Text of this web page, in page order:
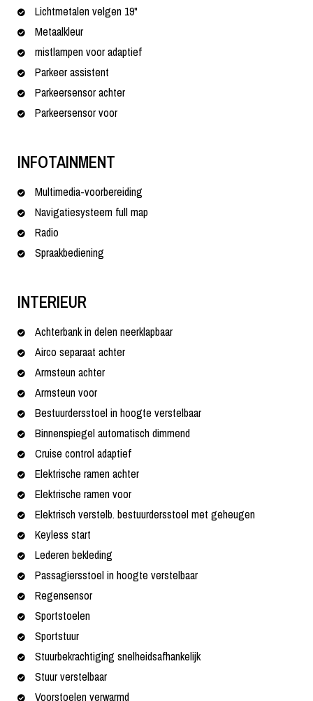
Lichtmetalen velgen 19"
Metaalkleur
mistlampen voor adaptief
Parkeer assistent
Parkeersensor achter
Parkeersensor voor
INFOTAINMENT
Multimedia-voorbereiding
Navigatiesysteem full map
Radio
Spraakbediening
INTERIEUR
Achterbank in delen neerklapbaar
Airco separaat achter
Armsteun achter
Armsteun voor
Bestuurdersstoel in hoogte verstelbaar
Binnenspiegel automatisch dimmend
Cruise control adaptief
Elektrische ramen achter
Elektrische ramen voor
Elektrisch verstelb. bestuurdersstoel met geheugen
Keyless start
Lederen bekleding
Passagiersstoel in hoogte verstelbaar
Regensensor
Sportstoelen
Sportstuur
Stuurbekrachtiging snelheidsafhankelijk
Stuur verstelbaar
Voorstoelen verwarmd